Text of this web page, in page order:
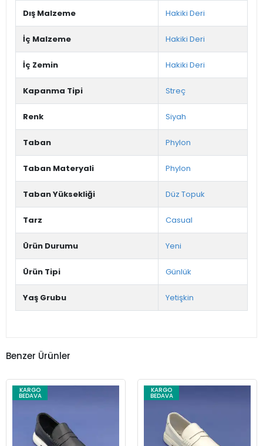
Dış Malzeme Hakiki Deri
İç Malzeme Hakiki Deri
İç Zemin Hakiki Deri
Kapanma Tipi Streç
Renk Siyah
Taban Phylon
Taban Materyali Phylon
Taban Yüksekliği Düz Topuk
Tarz Casual
Ürün Durumu Yeni
Ürün Tipi Günlük
Yaş Grubu Yetişkin
Benzer Ürünler
KARGO
BEDAVA
KARGO
BEDAVA